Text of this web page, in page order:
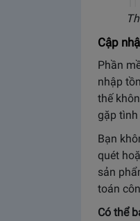
Cập
Phần
nhập
thế
gặp
Bạn
quét
sản
toán
Có thể